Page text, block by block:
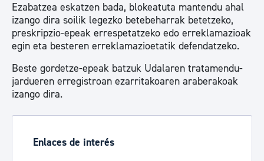
Ezabatzea eskatzen bada, blokeatuta mantendu ahal
izango dira soilik legezko betebeharrak betetzeko,
preskripzio-epeak errespetatzeko edo erreklamazioak
egin eta besteren erreklamazioetatik defendatzeko.
Beste gordetze-epeak batzuk Udalaren tratamendu-
jardueren erregistroan ezarritakoaren araberakoak
izango dira.
Enlaces de interés